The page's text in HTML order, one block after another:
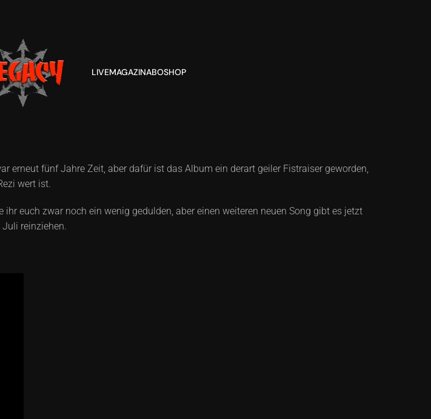
LIVEMAGAZINABOSHOP
erneut fünf Jahre Zeit, aber dafür ist das Album ein derart geiler Fistraiser geworden,
wert ist.
euch zwar noch ein wenig gedulden, aber einen weiteren neuen Song gibt es jetzt
reinziehen.